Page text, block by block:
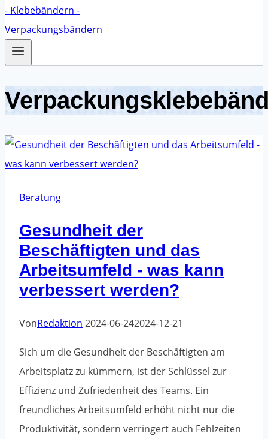
Beratung
Gesundheit der
Beschäftigten und das
Arbeitsumfeld - was kann
verbessert werden?
VonRedaktion 2024-06-242024-12-21
Sich um die Gesundheit der Beschäftigten am
Arbeitsplatz zu kümmern, ist der Schlüssel zur
Effizienz und Zufriedenheit des Teams. Ein
freundliches Arbeitsumfeld erhöht nicht nur die
Produktivität, sondern verringert auch Fehlzeiten